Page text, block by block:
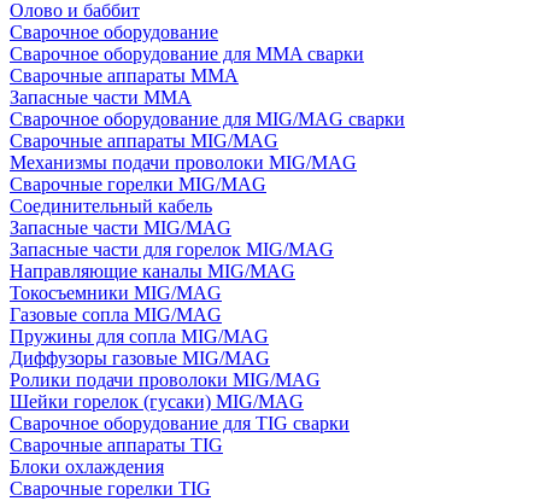
Олово и баббит
Сварочное оборудование
Сварочное оборудование для MMA сварки
Сварочные аппараты MMA
Запасные части MMA
Сварочное оборудование для MIG/MAG сварки
Сварочные аппараты MIG/MAG
Механизмы подачи проволоки MIG/MAG
Сварочные горелки MIG/MAG
Соединительный кабель
Запасные части MIG/MAG
Запасные части для горелок MIG/MAG
Направляющие каналы MIG/MAG
Токосъемники MIG/MAG
Газовые сопла MIG/MAG
Пружины для сопла MIG/MAG
Диффузоры газовые MIG/MAG
Ролики подачи проволоки MIG/MAG
Шейки горелок (гусаки) MIG/MAG
Сварочное оборудование для TIG сварки
Сварочные аппараты TIG
Блоки охлаждения
Сварочные горелки TIG